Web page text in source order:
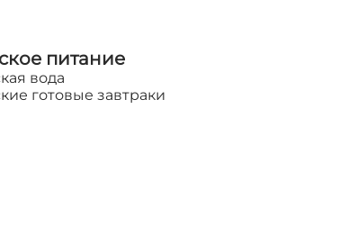
питание
вода
готовые завтраки